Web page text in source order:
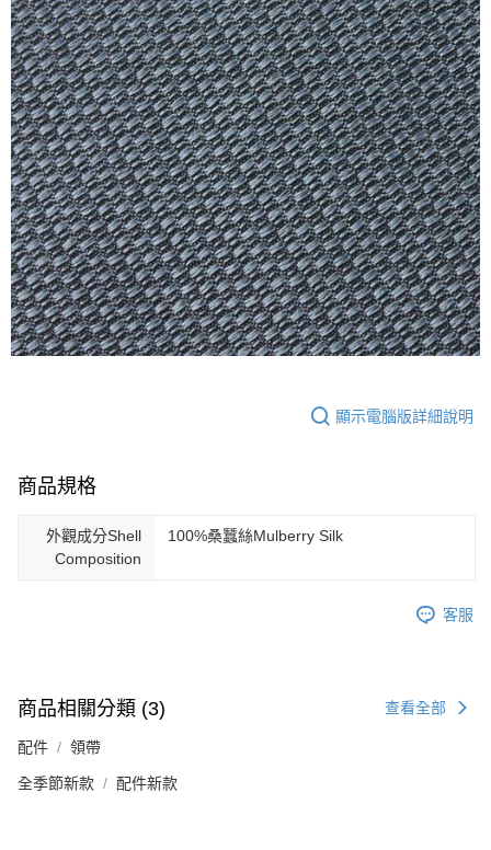
顯示電腦版詳細說明
商品規格
外觀成分Shell
Composition
100%桑蠶絲Mulberry Silk
客服
商品相關分類 (3) 查看全部
配件 領帶
全季節新款 配件新款